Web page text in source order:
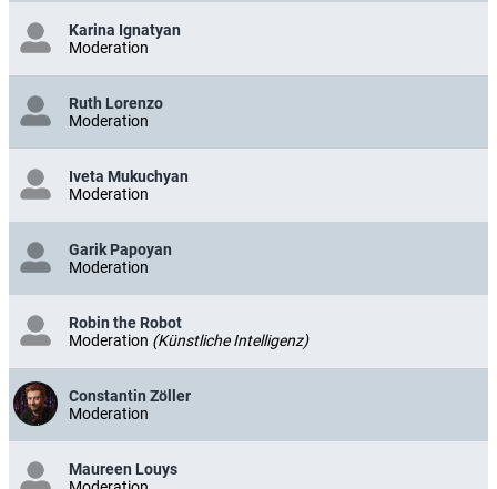
Karina Ignatyan
Moderation
Ruth Lorenzo
Moderation
Iveta Mukuchyan
Moderation
Garik Papoyan
Moderation
Robin the Robot
Moderation (Künstliche Intelligenz)
Constantin Zöller
Moderation
Maureen Louys